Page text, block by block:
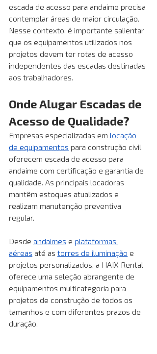
escada de acesso para andaime precisa
contemplar áreas de maior circulação.
Nesse contexto, é importante salientar
que os equipamentos utilizados nos
projetos devem ter rotas de acesso
independentes das escadas destinadas
aos trabalhadores.
Onde Alugar Escadas de
Acesso de Qualidade?
Empresas especializadas em locação
de equipamentos para construção civil
oferecem escada de acesso para
andaime com certificação e garantia de
qualidade. As principais locadoras
mantêm estoques atualizados e
realizam manutenção preventiva
regular.
Desde andaimes e plataformas
aéreas até as torres de iluminação e
projetos personalizados, a HAIX Rental
oferece uma seleção abrangente de
equipamentos multicategoria para
projetos de construção de todos os
tamanhos e com diferentes prazos de
duração.